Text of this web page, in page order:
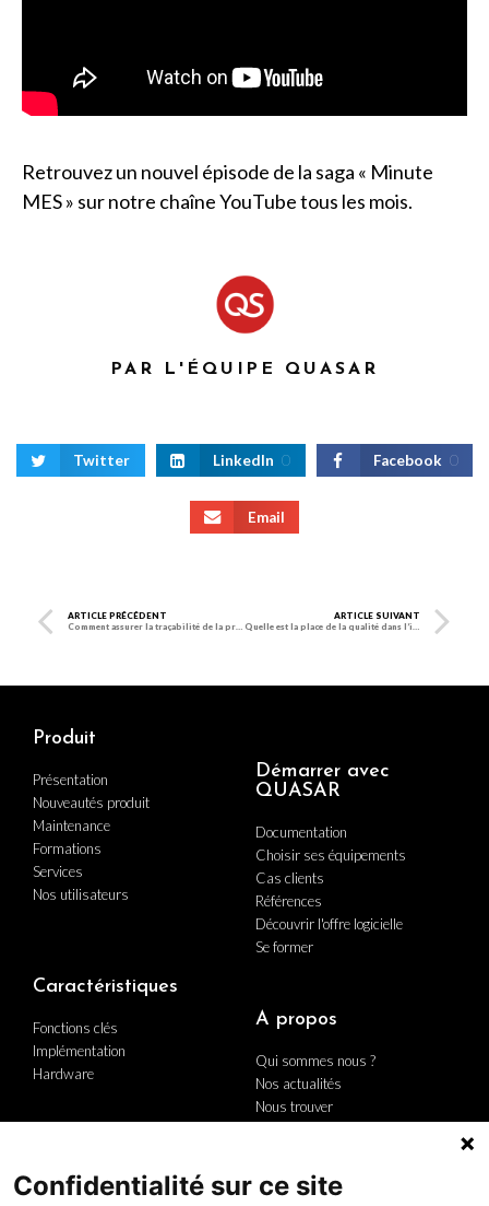
Retrouvez un nouvel épisode de la saga « Minute
MES » surnotre chaîne YouTubetous les mois.
PAR L'ÉQUIPE QUASAR
Twitter LinkedIn 0 Facebook 0
Email
ARTICLE PRÉCÉDENT
Comment assurer la traçabilité de la production ?
ARTICLE SUIVANT
Quelle est la place de la qualité dans l’industrie ?
Produit
Présentation
Nouveautés produit
Maintenance
Formations
Services
Nos utilisateurs
Démarrer avec
QUASAR
Documentation
Choisir ses équipements
Cas clients
Références
Découvrir l'offre logicielle
Se former
Caractéristiques
Fonctions clés
Implémentation
Hardware
A propos
Qui sommes nous ?
Nos actualités
Nous trouver
Le groupe
Politique Qualité
Confidentialité sur ce site